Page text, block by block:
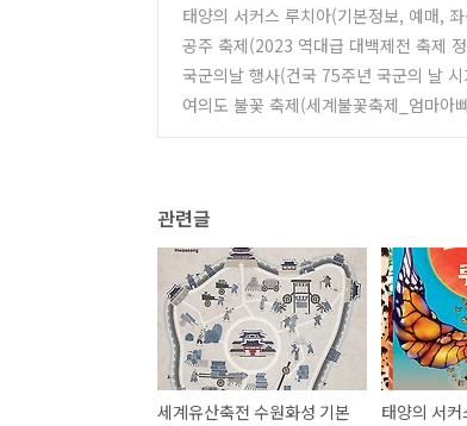
태양의 서커스 루치아(기본정보, 예매,
공주 축제(2023 역대급 대백제전 축제
국군의날 행사(건국 75주년 국군의 날
여의도 불꽃 축제(세계불꽃축제_엄마아
관련글
세계유산축전 수원화성 기본
태양의 서